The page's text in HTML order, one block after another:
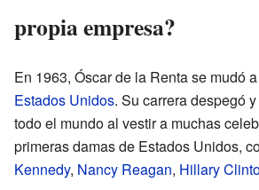
propia empresa?
En 1963, Óscar de la Renta se mudó a
Estados Unidos. Su carrera despegó
todo el mundo al vestir a muchas
primeras damas de Estados Unidos,
Kennedy, Nancy Reagan, Hillary